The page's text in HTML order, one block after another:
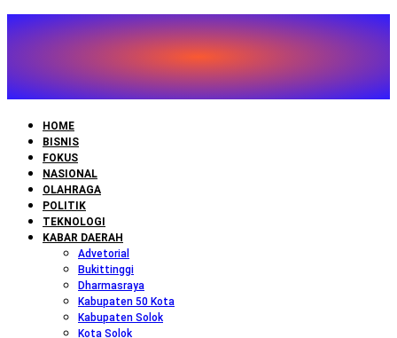
HOME
BISNIS
FOKUS
NASIONAL
OLAHRAGA
POLITIK
TEKNOLOGI
KABAR DAERAH
Advetorial
Bukittinggi
Dharmasraya
Kabupaten 50 Kota
Kabupaten Solok
Kota Solok